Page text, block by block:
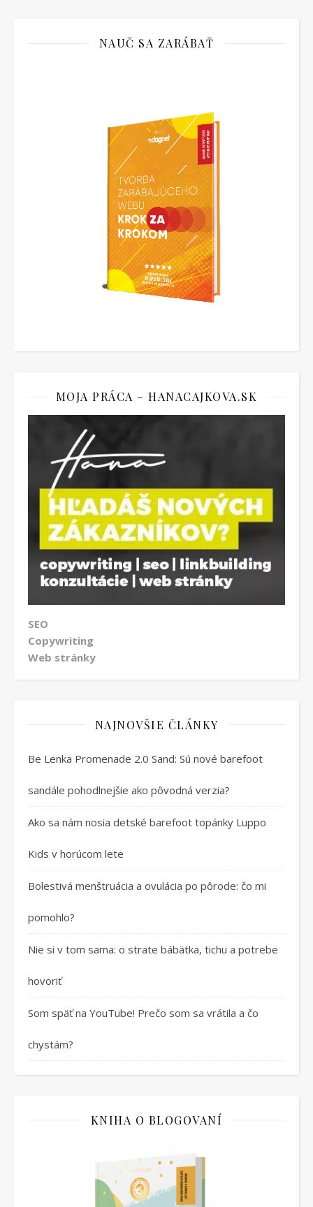
NAUČ SA ZARÁBAŤ
MOJA PRÁCA – HANACAJKOVA.SK
SEO
Copywriting
Web stránky
NAJNOVŠIE ČLÁNKY
Be Lenka Promenade 2.0 Sand: Sú nové barefoot
sandále pohodlnejšie ako pôvodná verzia?
Ako sa nám nosia detské barefoot topánky Luppo
Kids v horúcom lete
Bolestivá menštruácia a ovulácia po pôrode: čo mi
pomohlo?
Nie si v tom sama: o strate bábätka, tichu a potrebe
hovoriť
Som späť na YouTube! Prečo som sa vrátila a čo
chystám?
KNIHA O BLOGOVANÍ